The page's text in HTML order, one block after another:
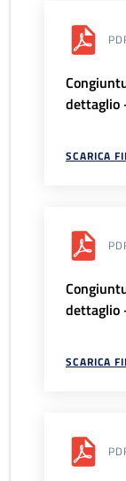
dettaglio
SCARICA
dettaglio
SCARICA